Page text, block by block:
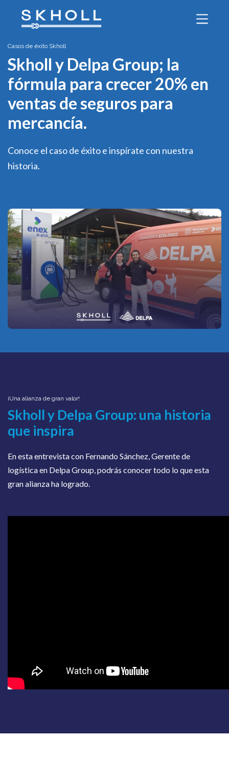
Casos de éxito Skholl
Skholl y Delpa Group; la
fórmula para crecer 20% en
ventas de seguros para
mercancía.
Conoce el caso de éxito e inspírate con nuestra
historia.
¡Una alianza de gran valor!
Skholl y Delpa Group: una historia
que inspira
En esta entrevista con Fernando Sánchez, Gerente de
logística en Delpa Group, podrás conocer todo lo que esta
gran alianza ha logrado.